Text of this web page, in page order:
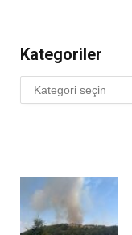
Kategoriler
Kategoriler